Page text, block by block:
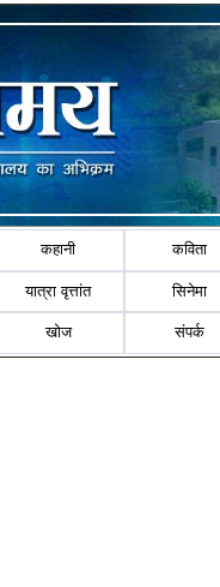
कहानी कविता
यात्रा वृत्तांत सिनेमा
खोज संपर्क